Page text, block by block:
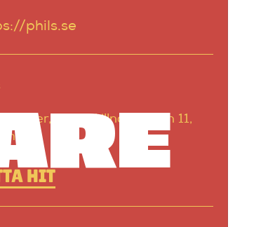
phils.se
Burger, Malmskillnadsgatan 11,
HIT